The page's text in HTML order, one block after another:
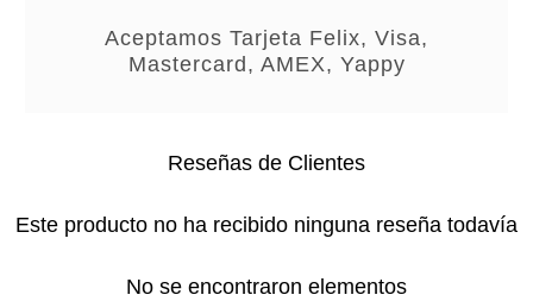
Aceptamos Tarjeta Felix, Visa,
Mastercard, AMEX, Yappy
Reseñas de Clientes
Este producto no ha recibido ninguna reseña todavía
No se encontraron elementos